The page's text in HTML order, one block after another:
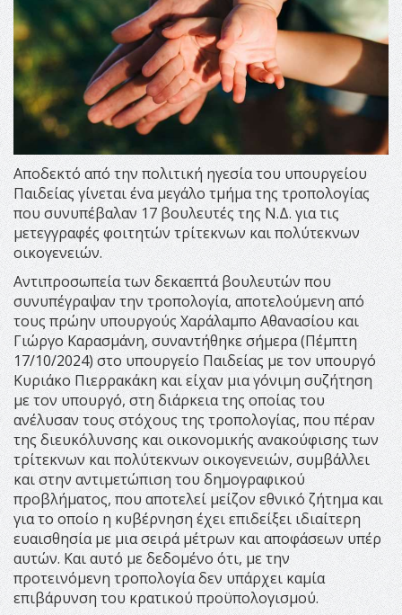
Αποδεκτό από την πολιτική ηγεσία του υπουργείου
Παιδείας γίνεται ένα μεγάλο τμήμα της τροπολογίας
που συνυπέβαλαν 17 βουλευτές της Ν.Δ. για τις
μετεγγραφές φοιτητών τρίτεκνων και πολύτεκνων
οικογενειών.
Αντιπροσωπεία των δεκαεπτά βουλευτών που
συνυπέγραψαν την τροπολογία, αποτελούμενη από
τους πρώην υπουργούς Χαράλαμπο Αθανασίου και
Γιώργο Καρασμάνη, συναντήθηκε σήμερα (Πέμπτη
17/10/2024) στο υπουργείο Παιδείας με τον υπουργό
Κυριάκο Πιερρακάκη και είχαν μια γόνιμη συζήτηση
με τον υπουργό, στη διάρκεια της οποίας του
ανέλυσαν τους στόχους της τροπολογίας, που πέραν
της διευκόλυνσης και οικονομικής ανακούφισης των
τρίτεκνων και πολύτεκνων οικογενειών, συμβάλλει
και στην αντιμετώπιση του δημογραφικού
προβλήματος, που αποτελεί μείζον εθνικό ζήτημα και
για το οποίο η κυβέρνηση έχει επιδείξει ιδιαίτερη
ευαισθησία με μια σειρά μέτρων και αποφάσεων υπέρ
αυτών. Και αυτό με δεδομένο ότι, με την
προτεινόμενη τροπολογία δεν υπάρχει καμία
επιβάρυνση του κρατικού προϋπολογισμού.